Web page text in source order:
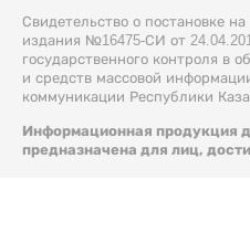
Свидетельство о постановке
издания №16475-СИ от
государственного контроля в
и средств массовой
коммуникации Республики
Информационная продукция
предназначена для лиц,